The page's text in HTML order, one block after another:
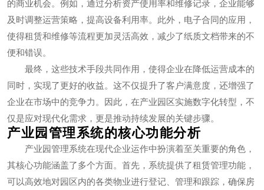
的商业机会。例如，通过分析资产使用率和维修记录，企业能够
及时调整运营策略，提高设备利用率。此外，电子合同的应用，
使得租赁和维修等流程更加灵活高效，减少了纸质文档带来的不
便和错误。
最终，这些技术手段共同作用，使得企业在降低运营成本的
同时，实现了更好的收益。这不仅提升了客户满意度，还增强了
企业在市场中的竞争力。因此，在产业园区实施数字化转型，不
仅是应对现代化需求，更是推动持续发展的关键步骤。
产业园管理系统的核心功能分析
产业园管理系统在现代企业运作中扮演着至关重要的角色，
其核心功能涵盖了多个方面。首先，系统提供了租赁管理功能，
可以高效地对园区内的各类物业进行登记、管理和跟踪，确保房